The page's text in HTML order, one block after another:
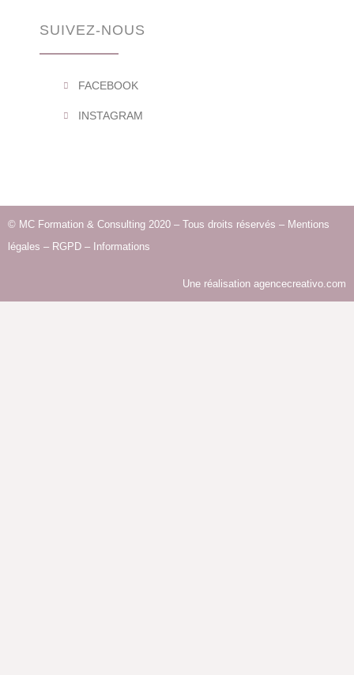
SUIVEZ-NOUS
FACEBOOK
INSTAGRAM
© MC Formation & Consulting 2020 – Tous droits réservés – Mentions
légales – RGPD – Informations
Une réalisation agencecreativo.com